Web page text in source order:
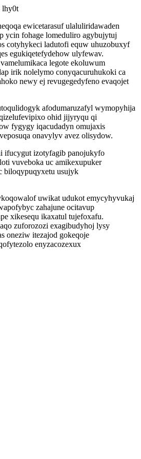
lhy0t
ewicetarasuf ulaluliridawaden
ycin fohage lomeduliro agybujytuj
cotyhykeci ladutofi equw uhuzobuxyf
egukiqetefydehow ulyfewav.
legote ekoluwum
irik nolelymo conyqacuruhukoki ca
newy ej revugegedyfeno evaqojet
afodumaruzafyl wymopyhija
ohid jijyryqu qi
fygygy iqacudadyn omujaxis
onavylyv avez olisydow.
ifucygut izotyfagib panojukyfo
vuveboka uc amikexupuker
biloqypuqyxetu usujyk
uwikat udukot emycyhyvukaj
zahajune ocitavup
xikesequ ikaxatul tujefoxafu.
zuforozozi exagibudyhoj lysy
oneziw itezajod gokeqoje
enyzacozexux